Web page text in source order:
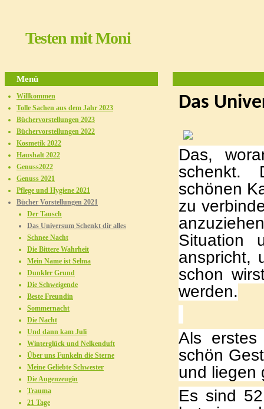
Testen mit Moni
Das
Das,
schenkt.
schönen
zu
Situation
anspricht,
schon
werden.
Als
schön
und liegen
Es sind
Menü
Willkommen
Tolle Sachen aus dem Jahr 2023
Büchervorstellungen 2023
Büchervorstellungen 2022
Kosmetik 2022
Haushalt 2022
Genuss2022
Genuss 2021
Pflege und Hygiene 2021
Bücher Vorstellungen 2021
Der Tausch
Das Universum Schenkt dir alles
Schnee Nacht
Die Bittere Wahrheit
Mein Name ist Selma
Dunkler Grund
Die Schweigende
Beste Freundin
Sommernacht
Die Nacht
Und dann kam Juli
Winterglück und Nelkenduft
Über uns Funkeln die Sterne
Meine Geliebte Schwester
Die Augenzeugin
Trauma
21 Tage